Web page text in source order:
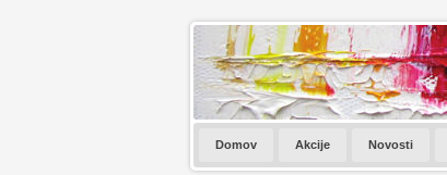
Domov Akcije Novosti